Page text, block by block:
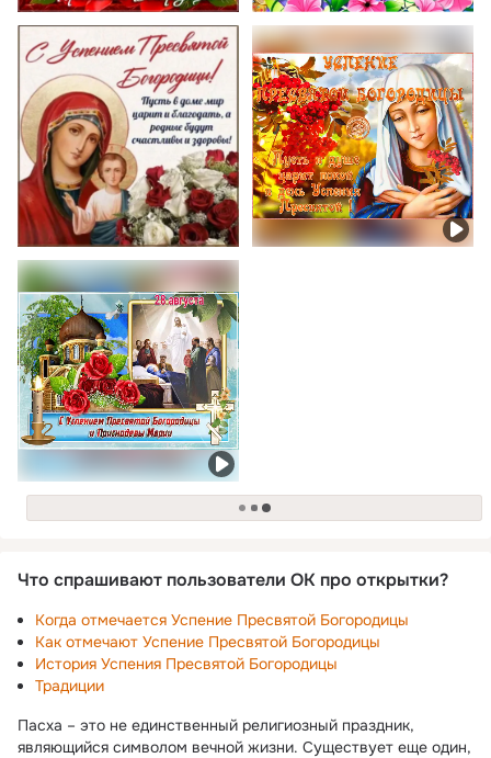
загрузка
Что спрашивают пользователи ОК про открытки?
Когда отмечается Успение Пресвятой Богородицы
Как отмечают Успение Пресвятой Богородицы
История Успения Пресвятой Богородицы
Традиции
Пасха – это не единственный религиозный праздник,
являющийся символом вечной жизни. Существует еще один,